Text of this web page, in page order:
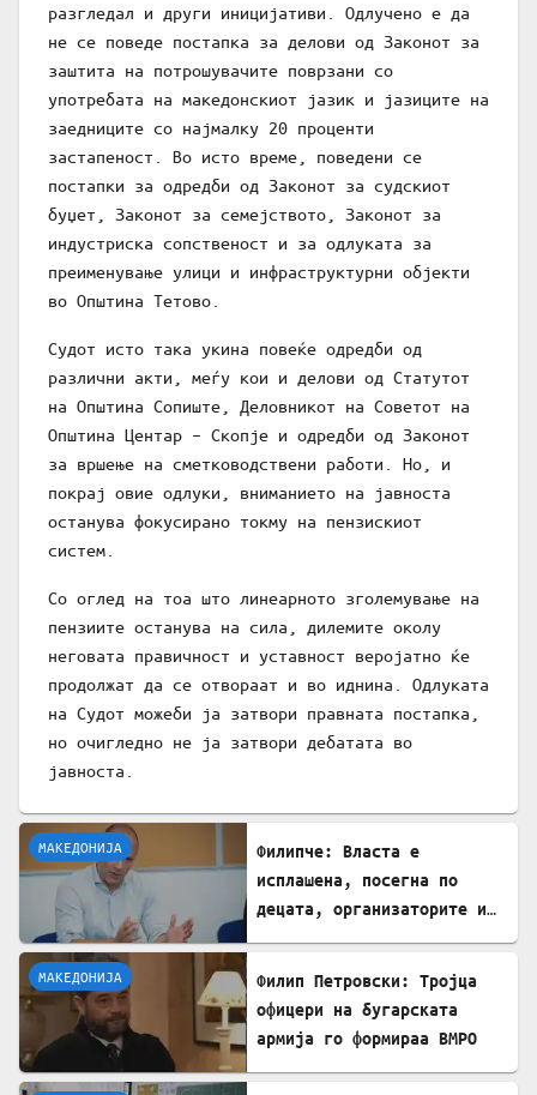
разгледал и други иницијативи. Одлучено е да
не се поведе постапка за делови од Законот за
заштита на потрошувачите поврзани со
употребата на македонскиот јазик и јазиците на
заедниците со најмалку 20 проценти
застапеност. Во исто време, поведени се
постапки за одредби од Законот за судскиот
буџет, Законот за семејството, Законот за
индустриска сопственост и за одлуката за
преименување улици и инфраструктурни објекти
во Општина Тетово.
Судот исто така укина повеќе одредби од
различни акти, меѓу кои и делови од Статутот
на Општина Сопиште, Деловникот на Советот на
Општина Центар – Скопје и одредби од Законот
за вршење на сметководствени работи. Но, и
покрај овие одлуки, вниманието на јавноста
останува фокусирано токму на пензискиот
систем.
Со оглед на тоа што линеарното зголемување на
пензиите останува на сила, дилемите околу
неговата правичност и уставност веројатно ќе
продолжат да се отвораат и во иднина. Одлуката
на Судот можеби ја затвори правната постапка,
но очигледно не ја затвори дебатата во
јавноста.
МАКЕДОНИЈА
Филипче: Власта е
исплашена, посегна по
децата, организаторите и
МАКЕДОНИЈА
Филип Петровски: Тројца
офицери на бугарската
армија го формираа ВМРО